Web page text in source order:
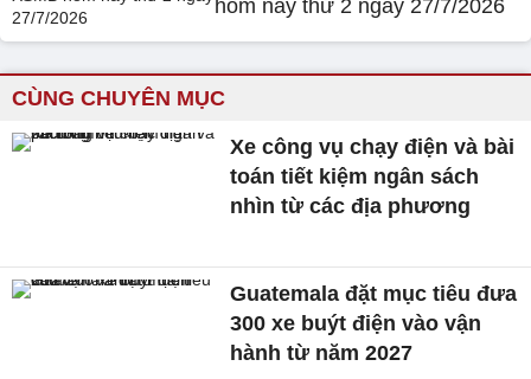
hôm nay thứ 2 ngày 27/7/2026
CÙNG CHUYÊN MỤC
Xe công vụ chạy điện và bài
toán tiết kiệm ngân sách
nhìn từ các địa phương
Guatemala đặt mục tiêu đưa
300 xe buýt điện vào vận
hành từ năm 2027